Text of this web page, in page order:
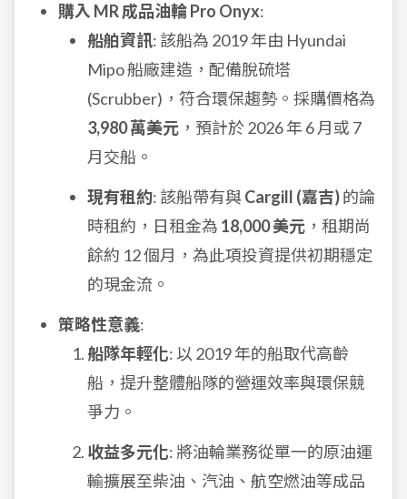
購入 MR 成品油輪 Pro Onyx:
船舶資訊: 該船為 2019 年由 Hyundai
Mipo 船廠建造，配備脫硫塔
(Scrubber)，符合環保趨勢。採購價格為
3,980 萬美元 ，預計於 2026 年 6 月或 7
月交船。
現有租約: 該船帶有與Cargill (嘉吉)的論
時租約，日租金為 18,000 美元 ，租期尚
餘約 12 個月，為此項投資提供初期穩定
的現金流。
策略性意義:
船隊年輕化: 以 2019 年的船取代高齡
船，提升整體船隊的營運效率與環保競
爭力。
收益多元化: 將油輪業務從單一的原油運
輸擴展至柴油、汽油、航空燃油等成品